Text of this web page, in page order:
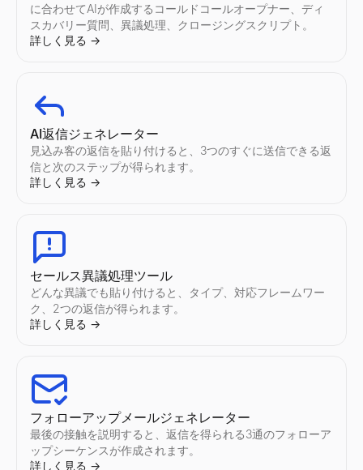
に合わせてAIが作成するコールドコールオープナー、ディ
スカバリー質問、異議処理、クロージングスクリプト。
詳しく見る →
AI返信ジェネレーター
見込み客の返信を貼り付けると、3つのすぐに送信できる返
信と次のステップが得られます。
詳しく見る →
セールス異議処理ツール
どんな異議でも貼り付けると、タイプ、対応フレームワー
ク、2つの返信が得られます。
詳しく見る →
フォローアップメールジェネレーター
最後の接触を説明すると、返信を得られる3通のフォローア
ップシーケンスが作成されます。
詳しく見る →